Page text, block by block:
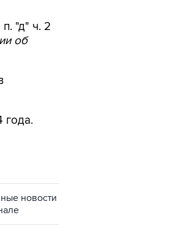
"д" ч. 2
об
года.
новости